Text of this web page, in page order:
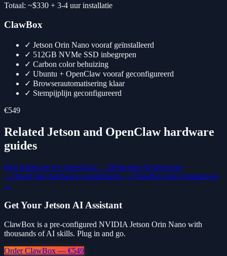
Totaal: ~$330 + 3-4 uur installatie
ClawBox
✓ Jetson Orin Nano vooraf geïnstalleerd
✓ 512GB NVMe SSD inbegrepen
✓ Carbon color behuizing
✓ Ubuntu + OpenClaw vooraf geconfigureerd
✓ Browserautomatisering klaar
✓ Stempijplijn geconfigureerd
€549
Related Jetson and OpenClaw hardware
guides
Best hardware for OpenClaw →Dedicated AI hardware
→OpenClaw hardware requirements →ClawBox price breakdown
→
Get Your Jetson AI Assistant
ClawBox is a pre-configured NVIDIA Jetson Orin Nano with
thousands of AI skills. Plug in and go.
Order ClawBox — €549